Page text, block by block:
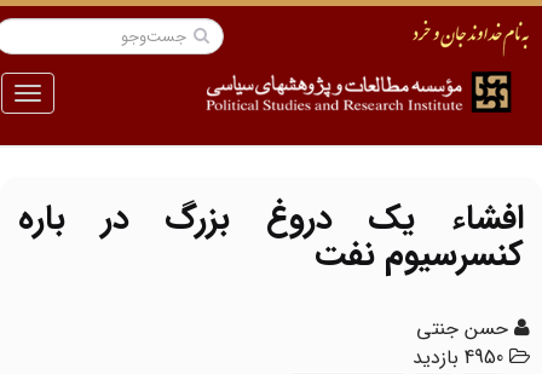
منو
افشاء یک دروغ بزرگ در باره
کنسرسیوم نفت
حسن جنتی
4950 بازدید